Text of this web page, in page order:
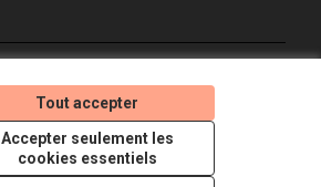
Tout accepter
Accepter seulement les
cookies essentiels
(Lien externe)
(Lien externe)
(Lien externe)
Licence Creative
(Lien externe)